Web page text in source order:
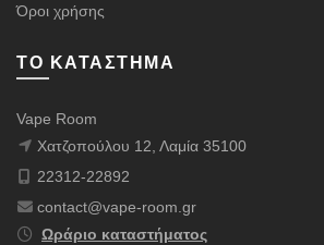
Όροι χρήσης
ΤΟ ΚΑΤΆΣΤΗΜΑ
Vape Room
Χατζοπούλου 12, Λαμία 35100
22312-22892
contact@vape-room.gr
Ωράριο καταστήματος